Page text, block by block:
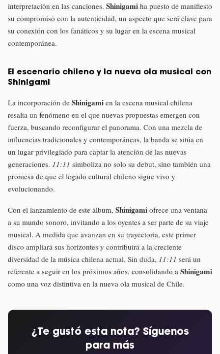
interpretación en las canciones. Shinigami ha puesto de manifiesto
su compromiso con la autenticidad, un aspecto que será clave para
su conexión con los fanáticos y su lugar en la escena musical
contemporánea.
El escenario chileno y la nueva ola musical con
Shinigami
La incorporación de Shinigami en la escena musical chilena
resalta un fenómeno en el que nuevas propuestas emergen con
fuerza, buscando reconfigurar el panorama. Con una mezcla de
influencias tradicionales y contemporáneas, la banda se sitúa en
un lugar privilegiado para captar la atención de las nuevas
generaciones. 11:11 simboliza no solo su debut, sino también una
promesa de que el legado cultural chileno sigue vivo y
evolucionando.
Con el lanzamiento de este álbum, Shinigami ofrece una ventana
a su mundo sonoro, invitando a los oyentes a ser parte de su viaje
musical. A medida que avanzan en su trayectoria, este primer
disco ampliará sus horizontes y contribuirá a la creciente
diversidad de la música chilena actual. Sin duda, 11:11 será un
referente a seguir en los próximos años, consolidando a Shinigami
como una voz distintiva en la nueva ola musical de Chile.
¿Te gustó esta nota? Síguenos
para más